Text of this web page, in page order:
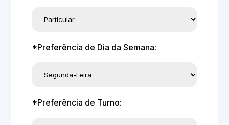
*Preferência de Dia da Semana:
*Preferência de Turno: